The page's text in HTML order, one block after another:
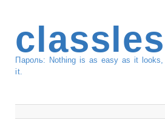
Пароль: Nothing is as easy as it
it.